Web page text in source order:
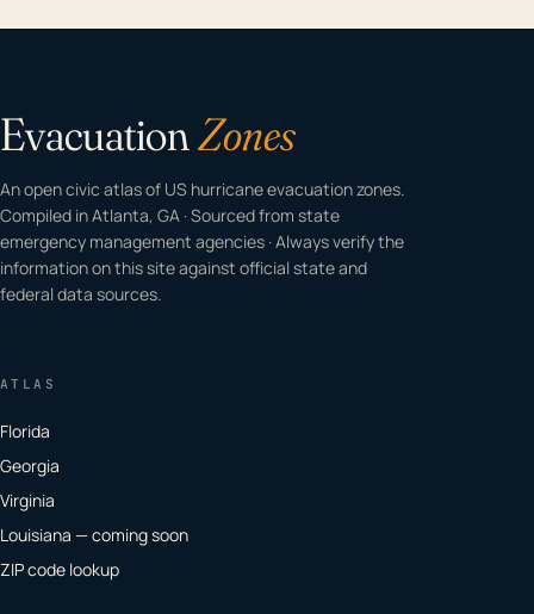
EvacuationZones
An open civic atlas of US hurricane evacuation zones.
Compiled in Atlanta, GA · Sourced from state
emergency management agencies · Always verify the
information on this site against official state and
federal data sources.
ATLAS
Florida
Georgia
Virginia
Louisiana — coming soon
ZIP code lookup